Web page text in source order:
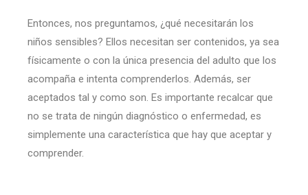
Entonces, nos preguntamos, ¿qué necesitarán los
niños sensibles? Ellos necesitan ser contenidos, ya sea
físicamente o con la única presencia del adulto que los
acompaña e intenta comprenderlos. Además, ser
aceptados tal y como son. Es importante recalcar que
no se trata de ningún diagnóstico o enfermedad, es
simplemente una característica que hay que aceptar y
comprender.